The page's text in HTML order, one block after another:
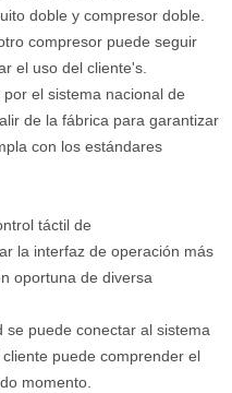
doble y compresor doble.
compresor puede seguir
el uso del cliente's.
el sistema nacional de
de la fábrica para garantizar
con los estándares
táctil de
la interfaz de operación más
oportuna de diversa
se puede conectar al sistema
puede comprender el
momento.